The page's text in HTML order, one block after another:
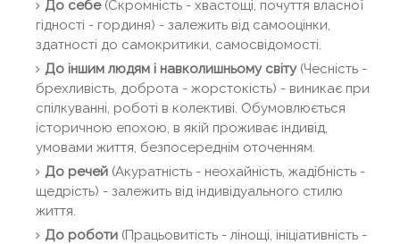
До себе(Скромність - хвастощі, почуття власної
гідності - гординя) - залежить від самооцінки,
здатності до самокритики, самосвідомості.
До іншим людям і навколишньому світу(Чесність -
брехливість, доброта - жорстокість) - виникає при
спілкуванні, роботі в колективі. Обумовлюється
історичною епохою, в якій проживає індивід,
умовами життя, безпосереднім оточенням.
До речей (Акуратність - неохайність, жадібність -
щедрість) - залежить від індивідуального стилю
життя.
До роботи (Працьовитість - лінощі, ініціативність -